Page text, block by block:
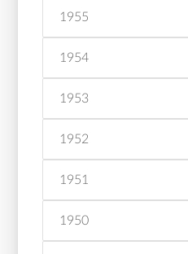
1955
1954
1953
1952
1951
1950